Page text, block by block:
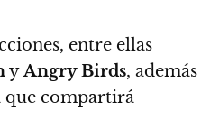
entre ellas
yAngry Birds, además
que compartirá